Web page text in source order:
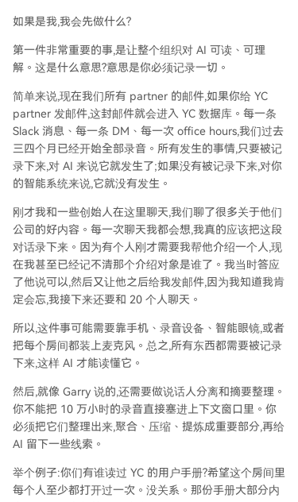
如果是我,我会先做什么?
第一件非常重要的事,是让整个组织对 AI 可读、可理
解。这是什么意思?意思是你必须记录一切。
简单来说,现在我们所有 partner 的邮件,如果你给 YC
partner 发邮件,这封邮件就会进入 YC 数据库。每一条
Slack 消息、每一条 DM、每一次 office hours,我们过去
三四个月已经开始全部录音。所有发生的事情,只要被记
录下来,对 AI 来说它就发生了;如果没有被记录下来,对你
的智能系统来说,它就没有发生。
刚才我和一些创始人在这里聊天,我们聊了很多关于他们
公司的好内容。每一次聊天我都会想,我真的应该把这段
对话录下来。因为有个人刚才需要我帮他介绍一个人,现
在我甚至已经记不清那个介绍对象是谁了。我当时答应
了他说可以,然后又让他之后给我发邮件,因为我知道我肯
定会忘,我接下来还要和 20 个人聊天。
所以,这件事可能需要靠手机、录音设备、智能眼镜,或者
把每个房间都装上麦克风。总之,所有东西都需要被记录
下来,这样 AI 才能读懂它。
然后,就像 Garry 说的,还需要做说话人分离和摘要整理。
你不能把 10 万小时的录音直接塞进上下文窗口里。你
必须把它们整理出来,聚合、压缩、提炼成重要部分,再给
AI 留下一些线索。
举个例子:你们有谁读过 YC 的用户手册?希望这个房间里
每个人至少都打开过一次。没关系。那份手册大部分内